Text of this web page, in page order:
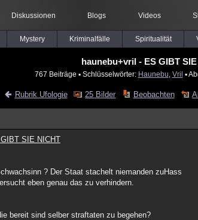
Diskussionen Blogs Videos
Mystery Kriminalfälle Spiritualität
haunebu+vril - ES GIBT
767 Beiträge ▪ Schlüsselwörter: Haunebu Vril ▪
Rubrik Ufologie 25 Bilder Beobachten
SIE NICHT
? Der Staat stachelt niemanden zuHass
eben genau das zu verhindern.
bereit sind selber straftaten zu begehen?